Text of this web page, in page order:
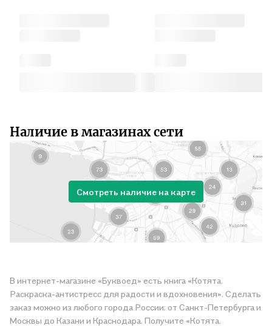
Наличие в магазинах сети
Смотреть наличие на карте
В интернет-магазине «Буквоед» есть книга «Котята.
Раскраска-антистресс для радости и вдохновения». Сделать
заказ можно из любого города России: от Санкт-Петербурга и
Москвы до Казани и Краснодара. Получите «Котята.